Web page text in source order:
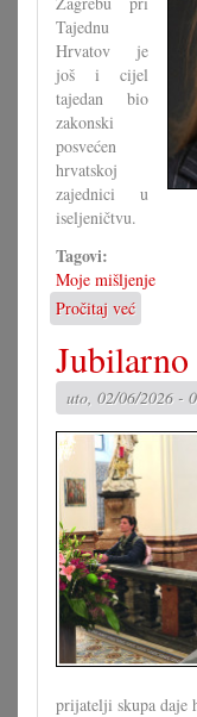
Tajednu
Hrvatov je
još i cijel
tajedan bio
zakonski
posvećen
hrvatskoj
zajednici u
iseljeničtvu.
Tagovi:
Moje mišljenje
Pročitaj već
Je
li
zaista
znamo
ča
kanimo?
Jubilarno
uto, 02/06/2026 -
prijatelji skupa daje